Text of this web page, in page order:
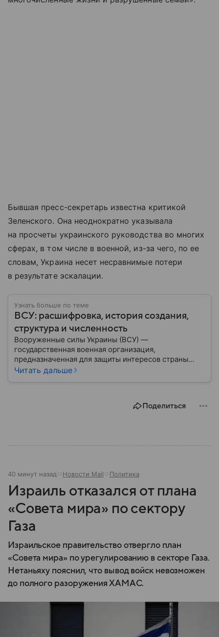
Бывшая пресс-секретарь известна критикой
Зеленского. Она неоднократно указывала
на просчеты украинского руководства во многих
сферах, в том числе в военной, из-за чего, по ее
словам, Украина несет несравнимые потери
в результате эскалации.
Узнать больше по теме
ВСУ: расшифровка, история создания,
структура и численность
Вооруженные силы Украины (ВСУ) —
государственная военная организация,
предназначенная для защиты интересов страны
военным путем. Была создана после
Читать дальше
Поделиться
40 минут назад Новости Mail Политика
Израиль отказался от плана
«Совета мира» по сектору
Газа
Израильское правительство отвергло план
«Совета мира» по урегулированию в секторе Газа.
Нетаньяху пояснил, что вывод войск невозможен
до полного разоружения ХАМАС.